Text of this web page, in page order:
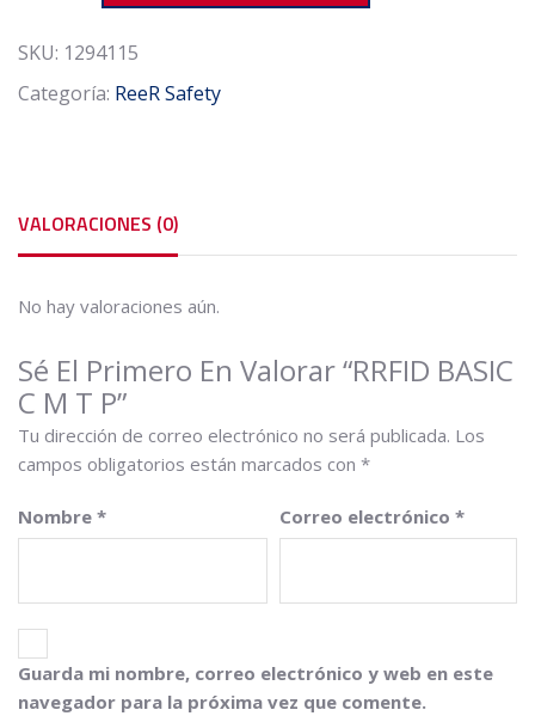
P
SKU: 1294115
Categoría: ReeR Safety
VALORACIONES (0)
No hay valoraciones aún.
Sé El Primero En Valorar “RRFID BASIC
C M T P”
Tu dirección de correo electrónico no será publicada. Los
campos obligatorios están marcados con *
Nombre * Correo electrónico *
Guarda mi nombre, correo electrónico y web en este
navegador para la próxima vez que comente.